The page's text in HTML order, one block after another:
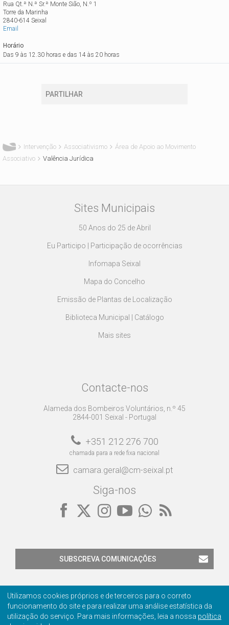
Rua Qt.ª N.ª Sr.ª Monte Sião, N.º 1
Torre da Marinha
2840-614 Seixal
Email
Horário
Das 9 às 12.30 horas e das 14 às 20 horas
PARTILHAR
Intervenção Associativismo
Área de Apoio ao Movimento
Associativo
Valência Jurídica
Sites Municipais
50 Anos do 25 de Abril
Eu Participo | Participação de ocorrências
Infomapa Seixal
Mapa do Concelho
Emissão de Plantas de Localização
Biblioteca Municipal | Catálogo
Mais sites
Contacte-nos
Alameda dos Bombeiros Voluntários, n.º 45
2844-001 Seixal - Portugal
+351 212 276 700
chamada para a rede fixa nacional
camara.geral@cm-seixal.pt
Siga-nos
SUBSCREVA COMUNICAÇÕES
Utilizamos cookies próprios e de terceiros para o correto
funcionamento do site e para realizar uma análise estatística da
utilização do serviço. Para mais informações, leia a nossa política